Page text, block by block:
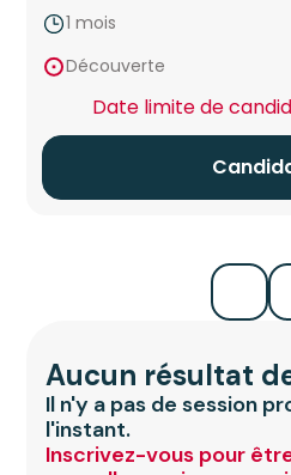
Lyon
Marseille - Campus Le
Montpellier
Montreuil - Campus
1 mois
Découverte
Date limite de
Aucun résultat
Il n'y a pas de session
l'instant.
Inscrivez-vous pour